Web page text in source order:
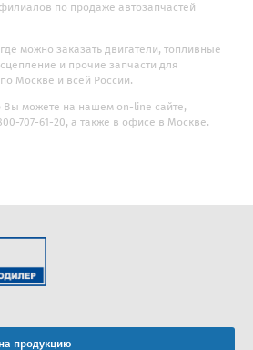
по продаже автозапчастей
можно заказать двигатели, топливные
и прочие запчасти для
по Москве и всей России.
Вы можете на нашем on-line сайте,
707-61-20, а также в офисе в Москве.
продукцию